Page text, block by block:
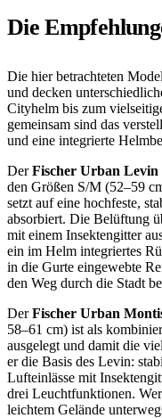
Die
Die hier betrachteten
und decken
Cityhelm bis zum
gemeinsam sind das
und eine integrierte
DerFischer Urban Levin
den Größen S/M (52–59
setzt auf eine hochfeste,
absorbiert. Die Belüftung
mit einem Insektengitter
ein im Helm integriertes
in die Gurte eingewebte
den Weg durch die Stadt
DerFischer Urban
58–61 cm) ist als
ausgelegt und damit die
er die Basis des Levin:
Lufteinlässe mit
drei Leuchtfunktionen.
leichtem Gelände